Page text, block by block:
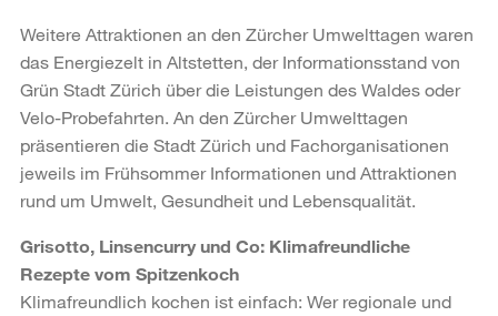
Weitere Attraktionen an den Zürcher Umwelttagen waren
das Energiezelt in Altstetten, der Informationsstand von
Grün Stadt Zürich über die Leistungen des Waldes oder
Velo-Probefahrten. An den Zürcher Umwelttagen
präsentieren die Stadt Zürich und Fachorganisationen
jeweils im Frühsommer Informationen und Attraktionen
rund um Umwelt, Gesundheit und Lebensqualität.
Grisotto, Linsencurry und Co: Klimafreundliche
Rezepte vom Spitzenkoch
Klimafreundlich kochen ist einfach: Wer regionale und